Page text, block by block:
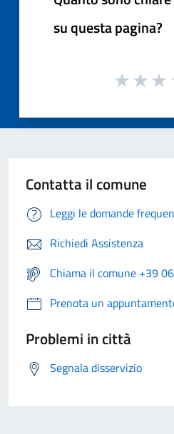
su questa pagina?
Contatta il comune
Leggi le domande
Richiedi Assistenza
Chiama il comune +39
Prenota un
Problemi in città
Segnala disservizio